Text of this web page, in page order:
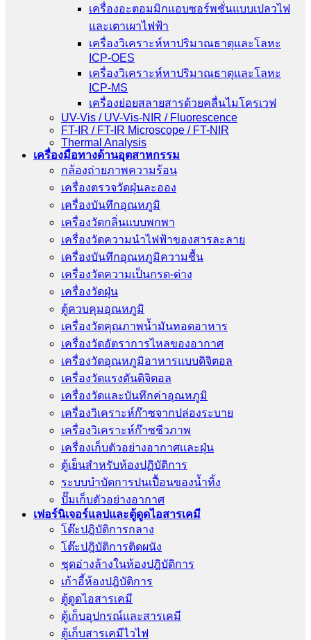
เครื่องอะตอมมิกแอบซอร์พชั่นแบบเปลวไฟ
และเตาเผาไฟฟ้า
เครื่องวิเคราะห์หาปริมาณธาตุและโลหะ
ICP-OES
เครื่องวิเคราะห์หาปริมาณธาตุและโลหะ
ICP-MS
เครื่องย่อยสลายสารด้วยคลื่นไมโครเวฟ
UV-Vis / UV-Vis-NIR / Fluorescence
FT-IR / FT-IR Microscope / FT-NIR
Thermal Analysis
เครื่องมือทางด้านอุตสาหกรรม
กล้องถ่ายภาพความร้อน
เครื่องตรวจวัดฝุ่นละออง
เครื่องบันทึกอุณหภูมิ
เครื่องวัดกลิ่นแบบพกพา
เครื่องวัดความนําไฟฟ้าของสารละลาย
เครื่องบันทึกอุณหภูมิความชื้น
เครื่องวัดความเป็นกรด-ด่าง
เครื่องวัดฝุ่น
ตู้ควบคุมอุณหภูมิ
เครื่องวัดคุณภาพน้ำมันทอดอาหาร
เครื่องวัดอัตราการไหลของอากาศ
เครื่องวัดอุณหภูมิอาหารแบบดิจิตอล
เครื่องวัดแรงดันดิจิตอล
เครื่องวัดและบันทึกค่าอุณหภูมิ
เครื่องวิเคราะห์ก๊าซจากปล่องระบาย
เครื่องวิเคราะห์ก๊าซชีวภาพ
เครื่องเก็บตัวอย่างอากาศเเละฝุ่น
ตู้เย็นสำหรับห้องปฏิบัติการ
ระบบบำบัดการปนเปื้อนของน้ำทิ้ง
ปั๊มเก็บตัวอย่างอากาศ
เฟอร์นิเจอร์แลปและตู้ดูดไอสารเคมี
โต๊ะปฎิบัติการกลาง
โต๊ะปฎิบัติการติดผนัง
ชุดอ่างล้างในห้องปฎิบัติการ
เก้าอี้ห้องปฎิบัติการ
ตู้ดูดไอสารเคมี
ตู้เก็บอุปกรณ์เเละสารเคมี
ตู้เก็บสารเคมีไวไฟ